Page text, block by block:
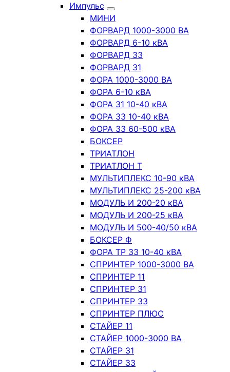
Импульс
МИНИ
ФОРВАРД 1000-3000 ВА
ФОРВАРД 6-10 кВА
ФОРВАРД 33
ФОРВАРД 31
ФОРА 1000-3000 ВА
ФОРА 6-10 кВА
ФОРА 31 10-40 кВА
ФОРА 33 10-40 кВА
ФОРА 33 60-500 кВА
БОКСЕР
ТРИАТЛОН
ТРИАТЛОН Т
МУЛЬТИПЛЕКС 10-90 кВА
МУЛЬТИПЛЕКС 25-200 кВА
МОДУЛЬ И 200-20 кВА
МОДУЛЬ И 200-25 кВА
МОДУЛЬ И 500-40/50 кВА
БОКСЕР Ф
ФОРА ТР 33 10-40 кВА
СПРИНТЕР 1000-3000 ВА
СПРИНТЕР 11
СПРИНТЕР 31
СПРИНТЕР 33
СПРИНТЕР ПЛЮС
СТАЙЕР 11
СТАЙЕР 1000-3000 ВА
СТАЙЕР 31
СТАЙЕР 33